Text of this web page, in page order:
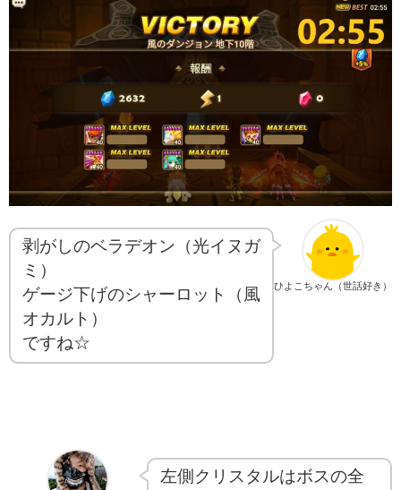
ひよこちゃん（世話好き）
剥がしのベラデオン（光イヌガ
ミ）
ゲージ下げのシャーロット（風
オカルト）
ですね☆
左側クリスタルはボスの全